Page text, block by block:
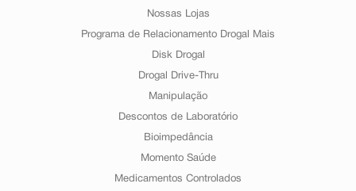
Nossas Lojas
Programa de Relacionamento Drogal Mais
Disk Drogal
Drogal Drive-Thru
Manipulação
Descontos de Laboratório
Bioimpedância
Momento Saúde
Medicamentos Controlados